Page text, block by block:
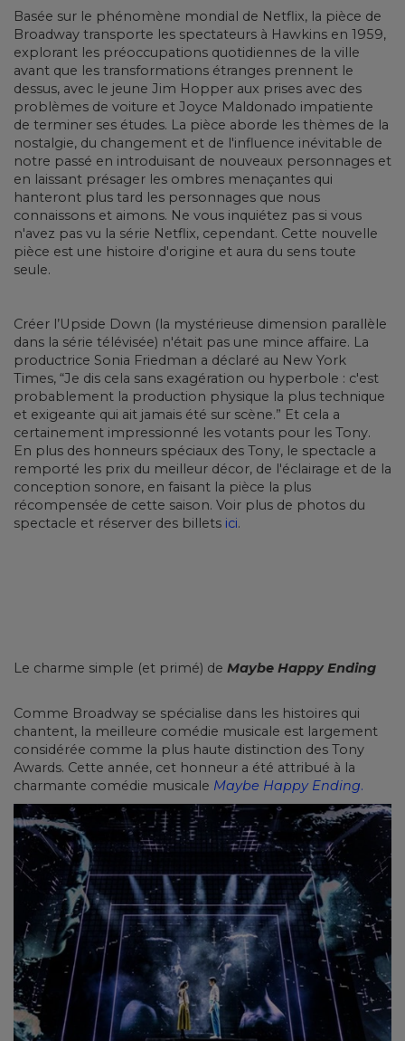
Basée sur le phénomène mondial de Netflix, la pièce de
Broadway transporte les spectateurs à Hawkins en 1959,
explorant les préoccupations quotidiennes de la ville
avant que les transformations étranges prennent le
dessus, avec le jeune Jim Hopper aux prises avec des
problèmes de voiture et Joyce Maldonado impatiente
de terminer ses études. La pièce aborde les thèmes de la
nostalgie, du changement et de l'influence inévitable de
notre passé en introduisant de nouveaux personnages et
en laissant présager les ombres menaçantes qui
hanteront plus tard les personnages que nous
connaissons et aimons. Ne vous inquiétez pas si vous
n'avez pas vu la série Netflix, cependant. Cette nouvelle
pièce est une histoire d'origine et aura du sens toute
seule.
Créer l’Upside Down (la mystérieuse dimension parallèle
dans la série télévisée) n'était pas une mince affaire. La
productrice Sonia Friedman a déclaré au New York
Times, “Je dis cela sans exagération ou hyperbole : c'est
probablement la production physique la plus technique
et exigeante qui ait jamais été sur scène.” Et cela a
certainement impressionné les votants pour les Tony.
En plus des honneurs spéciaux des Tony, le spectacle a
remporté les prix du meilleur décor, de l'éclairage et de la
conception sonore, en faisant la pièce la plus
récompensée de cette saison. Voir plus de photos du
spectacle et réserver des billets ici.
Le charme simple (et primé) de Maybe Happy Ending
Comme Broadway se spécialise dans les histoires qui
chantent, la meilleure comédie musicale est largement
considérée comme la plus haute distinction des Tony
Awards. Cette année, cet honneur a été attribué à la
charmante comédie musicale Maybe Happy Ending.